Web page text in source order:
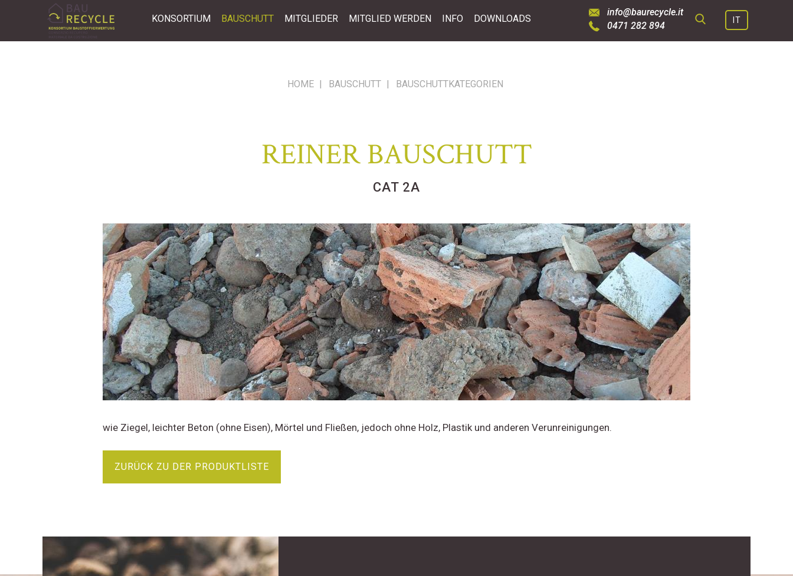
KONSORTIUM BAUSCHUTT MITGLIEDER MITGLIED WERDEN INFO DOWNLOADS
info@baurecycle.it
0471 282 894
IT
HOME | BAUSCHUTT | BAUSCHUTTKATEGORIEN
REINER BAUSCHUTT
CAT 2A
wie Ziegel, leichter Beton (ohne Eisen), Mörtel und Fließen, jedoch ohne Holz, Plastik und anderen Verunreinigungen.
ZURÜCK ZU DER PRODUKTLISTE